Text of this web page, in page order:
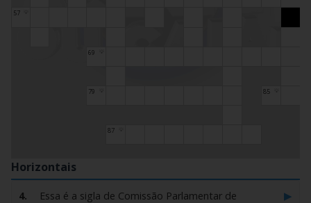
57
69
79 85
87
Horizontais
4.
Essa é a sigla de Comissão Parlamentar de
▶